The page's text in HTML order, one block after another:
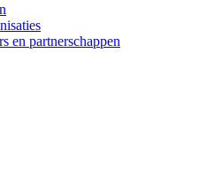
en partnerschappen